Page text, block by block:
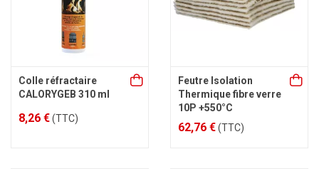
Colle réfractaire
CALORYGEB 310 ml
8,26 €(TTC)
Feutre Isolation
Thermique fibre verre
10P +550°C
62,76 €(TTC)